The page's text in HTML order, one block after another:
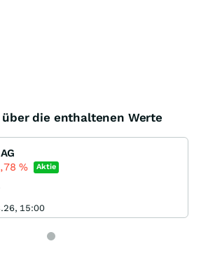
die enthaltenen Werte
% Aktie
15:00